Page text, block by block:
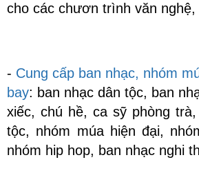
cho các chươn trình văn
- Cung cấp ban nhạc, nhóm
bay: ban nhạc dân tộc, ban
xiếc, chú hề, ca sỹ phòng
tộc, nhóm múa hiện đại,
nhóm hip hop, ban nhạc nghi
Da